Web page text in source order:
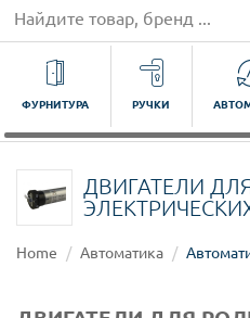
ФУРНИТУРА РУЧКИ
ДВИГАТЕЛИ
Home Автоматика